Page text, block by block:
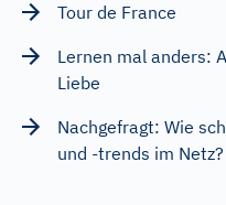
Tour de France
Lernen mal anders:
Liebe
Nachgefragt: Wie
und -trends im Netz?